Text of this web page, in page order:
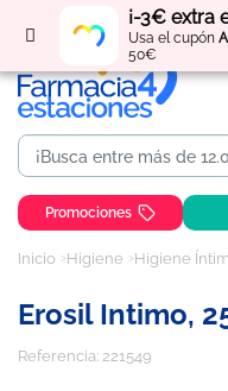
¡-3€ extra
Usa el cupón
50€
Regístratey
Promociones
Inicio Higiene Higiene
Erosil Intimo,
Referencia: 221549